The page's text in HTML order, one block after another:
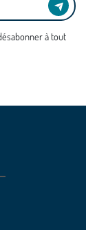
à tout